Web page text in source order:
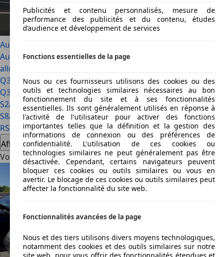
Audi A2
Audi A3Audi A4Audi A4 allroad Audi A5
allroad
Q3 Audi Q5 Audi Q7 Audi Q8Audi R8Audi RS 4Audi RS
Q3 Audi RS2 Audi RS3Audi RS5Audi RS6 Audi RS7Audi S1 Audi
S2Audi S3Audi S4Audi S5 Audi S6Audi S6 e-tronAudi S7Audi
S8Audi SQ2Audi SQ5Audi SQ7 Audi SQ8Audi TTAudi TT
RSAudi TTSAudi V8
Afficher tout
Voir les offres Audi
Publicités et contenu personnalisés, mesure de
performance des publicités et du contenu, études
d’audience et développement de services
Fonctions essentielles de la page
Nous ou ces fournisseurs utilisons des cookies ou des
outils et technologies similaires nécessaires au bon
fonctionnement du site et à ses fonctionnalités
essentielles. Ils sont généralement utilisés en réponse à
l'activité de l'utilisateur pour activer des fonctions
importantes telles que la définition et la gestion des
informations de connexion ou des préférences de
confidentialité. L'utilisation de ces cookies ou
technologies similaires ne peut généralement pas être
désactivée. Cependant, certains navigateurs peuvent
bloquer ces cookies ou outils similaires ou vous en
avertir. Le blocage de ces cookies ou outils similaires peut
affecter la fonctionnalité du site web.
Fonctionnalités avancées de la page
Nous et des tiers utilisons divers moyens technologiques,
notamment des cookies et des outils similaires sur notre
site web, pour vous offrir des fonctionnalités étendues et